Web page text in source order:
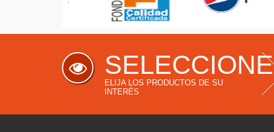
SELECCIONE
ELIJA LOS PRODUCTOS DE SU
INTERÉS